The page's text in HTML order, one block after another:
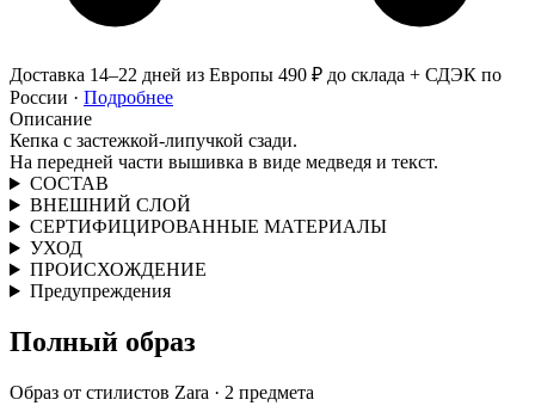
Доставка 14–22 дней из Европы 490 ₽ до склада + СДЭК по
России · Подробнее
Описание
Кепка с застежкой-липучкой сзади.
На передней части вышивка в виде медведя и текст.
СОСТАВ
ВНЕШНИЙ СЛОЙ
СЕРТИФИЦИРОВАННЫЕ МАТЕРИАЛЫ
УХОД
ПРОИСХОЖДЕНИЕ
Предупреждения
Полный образ
Образ от стилистов Zara · 2 предмета